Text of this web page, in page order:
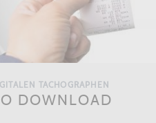
TACHOGRAPHEN
DOWNLOAD